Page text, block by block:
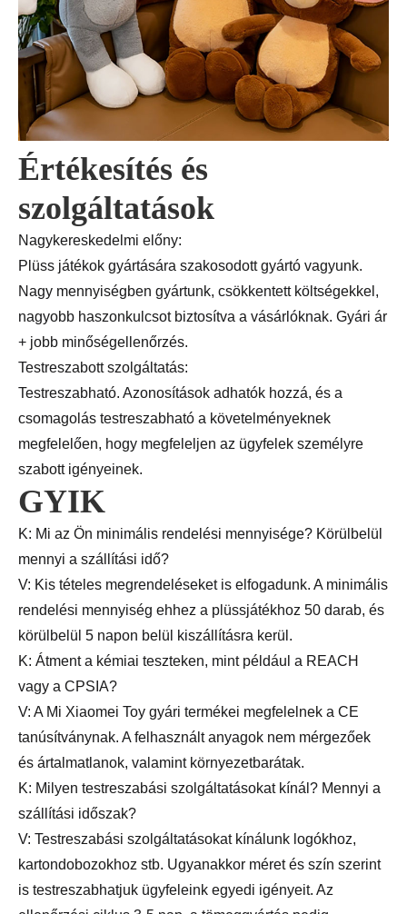
Értékesítés és
szolgáltatások
Nagykereskedelmi előny:
Plüss játékok gyártására szakosodott gyártó vagyunk.
Nagy mennyiségben gyártunk, csökkentett költségekkel,
nagyobb haszonkulcsot biztosítva a vásárlóknak. Gyári ár
+ jobb minőségellenőrzés.
Testreszabott szolgáltatás:
Testreszabható. Azonosítások adhatók hozzá, és a
csomagolás testreszabható a követelményeknek
megfelelően, hogy megfeleljen az ügyfelek személyre
szabott igényeinek.
GYIK
K: Mi az Ön minimális rendelési mennyisége? Körülbelül
mennyi a szállítási idő?
V: Kis tételes megrendeléseket is elfogadunk. A minimális
rendelési mennyiség ehhez a plüssjátékhoz 50 darab, és
körülbelül 5 napon belül kiszállításra kerül.
K: Átment a kémiai teszteken, mint például a REACH
vagy a CPSIA?
V: A Mi Xiaomei Toy gyári termékei megfelelnek a CE
tanúsítványnak. A felhasznált anyagok nem mérgezőek
és ártalmatlanok, valamint környezetbarátak.
K: Milyen testreszabási szolgáltatásokat kínál? Mennyi a
szállítási időszak?
V: Testreszabási szolgáltatásokat kínálunk logókhoz,
kartondobozokhoz stb. Ugyanakkor méret és szín szerint
is testreszabhatjuk ügyfeleink egyedi igényeit. Az